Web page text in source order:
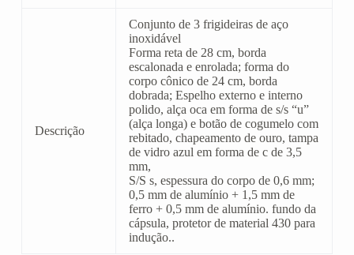
Descrição
Conjunto de 3 frigideiras de aço
inoxidável
Forma reta de 28 cm, borda
escalonada e enrolada; forma do
corpo cônico de 24 cm, borda
dobrada; Espelho externo e interno
polido, alça oca em forma de s/s “u”
(alça longa) e botão de cogumelo com
rebitado, chapeamento de ouro, tampa
de vidro azul em forma de c de 3,5
mm,
S/S s, espessura do corpo de 0,6 mm;
0,5 mm de alumínio + 1,5 mm de
ferro + 0,5 mm de alumínio. fundo da
cápsula, protetor de material 430 para
indução..